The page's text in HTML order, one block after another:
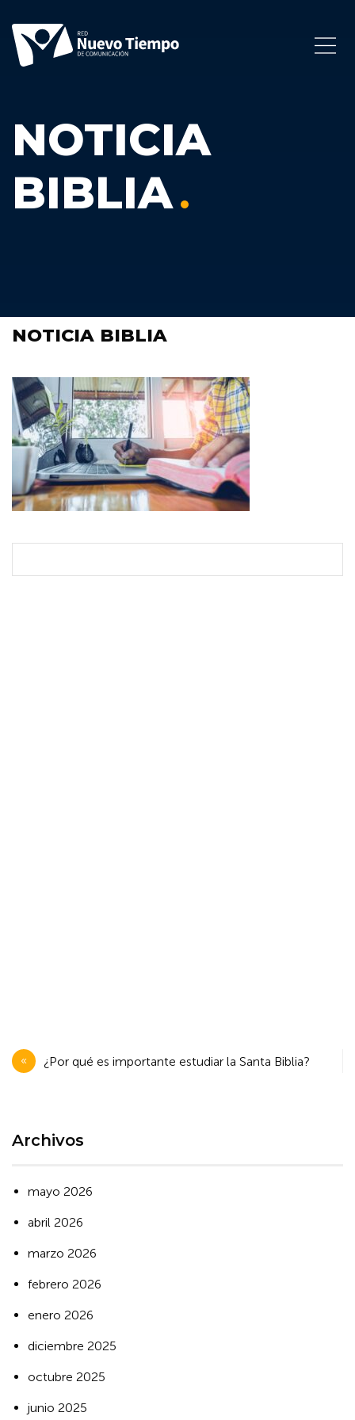
NOTICIA
BIBLIA
NOTICIA BIBLIA
Navegación
de
¿Por qué es importante estudiar la Santa Biblia?
Archivos
mayo 2026
abril 2026
marzo 2026
febrero 2026
enero 2026
diciembre 2025
octubre 2025
junio 2025